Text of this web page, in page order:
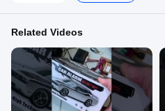
Related Videos